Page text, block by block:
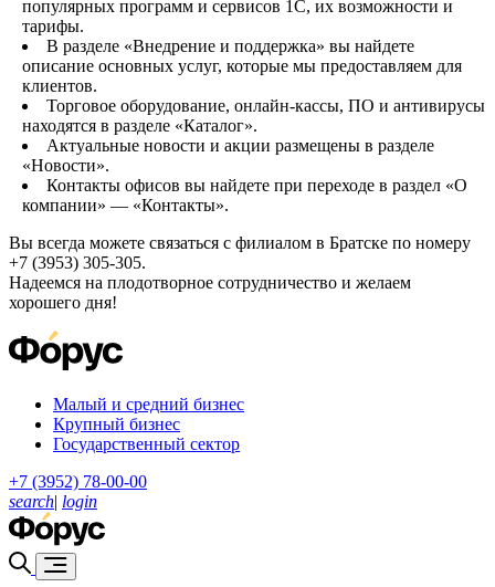
популярных программ и сервисов 1С, их возможности и
тарифы.
В разделе «Внедрение и поддержка» вы найдете
описание основных услуг, которые мы предоставляем для
клиентов.
Торговое оборудование, онлайн-кассы, ПО и антивирусы
находятся в разделе «Каталог».
Актуальные новости и акции размещены в разделе
«Новости».
Контакты офисов вы найдете при переходе в раздел «О
компании» — «Контакты».
Вы всегда можете связаться с филиалом в Братске по номеру
+7 (3953) 305-305.
Надеемся на плодотворное сотрудничество и желаем
хорошего дня!
Малый и средний бизнес
Крупный бизнес
Государственный сектор
+7 (3952) 78-00-00
search| login